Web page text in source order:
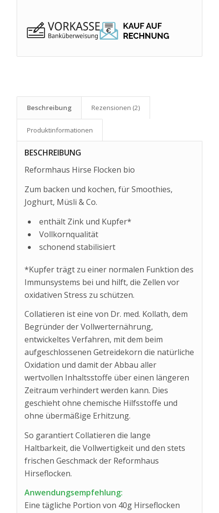
Beschreibung Rezensionen (2)
Produkt­informationen
BESCHREIBUNG
Reformhaus Hirse Flocken bio
Zum backen und kochen, für Smoothies,
Joghurt, Müsli & Co.
enthält Zink und Kupfer*
Vollkornqualität
schonend stabilisiert
*Kupfer trägt zu einer normalen Funktion des
Immunsystems bei und hilft, die Zellen vor
oxidativen Stress zu schützen.
Collatieren ist eine von Dr. med. Kollath, dem
Begründer der Vollwerternährung,
entwickeltes Verfahren, mit dem beim
aufgeschlossenen Getreidekorn die natürliche
Oxidation und damit der Abbau aller
wertvollen Inhaltsstoffe über einen längeren
Zeitraum verhindert werden kann. Dies
geschieht ohne chemische Hilfsstoffe und
ohne übermäßige Erhitzung.
So garantiert Collatieren die lange
Haltbarkeit, die Vollwertigkeit und den stets
frischen Geschmack der Reformhaus
Hirseflocken.
Anwendungsempfehlung:
Eine tägliche Portion von 40g Hirseflocken